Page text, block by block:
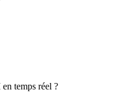
temps réel ?